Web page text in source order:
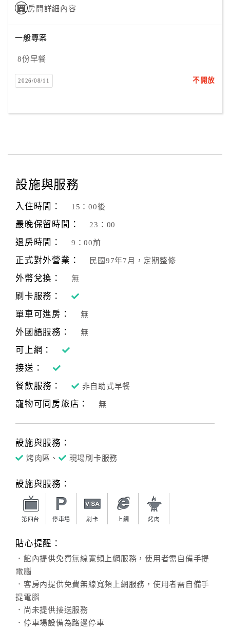
房間詳細內容
一般專案
8份早餐
2026/08/11 不開放
設施與服務
入住時間： 15：00後
最晚保留時間： 23：00
退房時間： 9：00前
正式對外營業： 民國97年7月，定期整修
外幣兌換： 無
刷卡服務：
單車可進房：
無
外國語服務： 無
可上網：
接送：
餐飲服務：
非自助式早餐
寵物可同房旅店： 無
設施與服務：
烤肉區、 現場刷卡服務
設施與服務：
第四台 停車場 刷卡 上網 烤肉
貼心提醒：
．館內提供免費無線寬頻上網服務，使用者需自備手提
電腦
．客房內提供免費無線寬頻上網服務，使用者需自備手
提電腦
．尚未提供接送服務
．停車場設備為路邊停車